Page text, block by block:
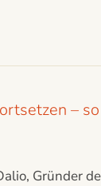
–
Gründer